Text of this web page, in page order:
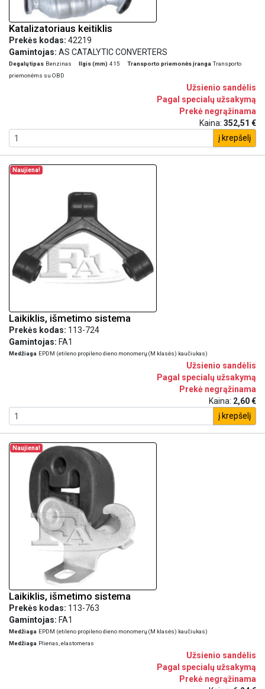
Katalizatoriaus keitiklis
Prekės kodas: 42219
Gamintojas: AS CATALYTIC CONVERTERS
Degalų tipas Benzinas Ilgis (mm) 415 Transporto priemonės įranga Transporto
priemonėms su OBD
Užsienio sandėlis
Pagal specialų užsakymą
Prekė negrąžinama
Kaina: 352,51 €
į krepšelį
Naujiena!
Laikiklis, išmetimo sistema
Prekės kodas: 113-724
Gamintojas: FA1
Medžiaga EPDM (etileno propileno dieno monomerų (M klasės) kaučiukas)
Užsienio sandėlis
Pagal specialų užsakymą
Prekė negrąžinama
Kaina: 2,60 €
į krepšelį
Naujiena!
Laikiklis, išmetimo sistema
Prekės kodas: 113-763
Gamintojas: FA1
Medžiaga EPDM (etileno propileno dieno monomerų (M klasės) kaučiukas)
Medžiaga Plienas, elastomeras
Užsienio sandėlis
Pagal specialų užsakymą
Prekė negrąžinama